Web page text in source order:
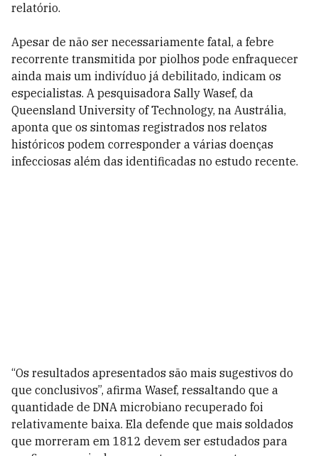
relatório.
Apesar de não ser necessariamente fatal, a febre
recorrente transmitida por piolhos pode enfraquecer
ainda mais um indivíduo já debilitado, indicam os
especialistas. A pesquisadora Sally Wasef, da
Queensland University of Technology, na Austrália,
aponta que os sintomas registrados nos relatos
históricos podem corresponder a várias doenças
infecciosas além das identificadas no estudo recente.
“Os resultados apresentados são mais sugestivos do
que conclusivos”, afirma Wasef, ressaltando que a
quantidade de DNA microbiano recuperado foi
relativamente baixa. Ela defende que mais soldados
que morreram em 1812 devem ser estudados para